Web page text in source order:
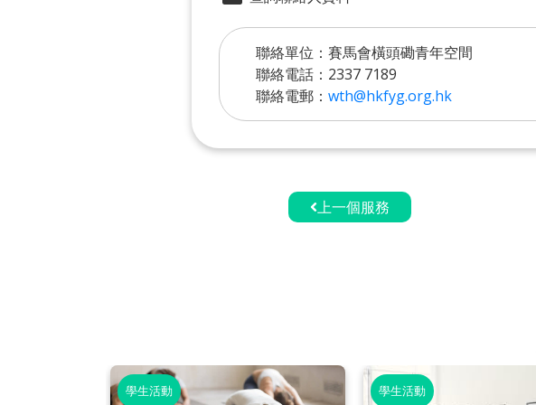
聯絡單位：賽馬會橫頭磡青年空間
聯絡電話：2337 7189
聯絡電郵： wth@hkfyg.org.hk
上一個服務
學生活動 學生活動